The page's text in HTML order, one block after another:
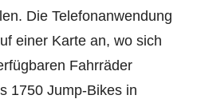
Die Telefonanwendung
einer Karte an, wo sich
Fahrräder
1750 Jump-Bikes in